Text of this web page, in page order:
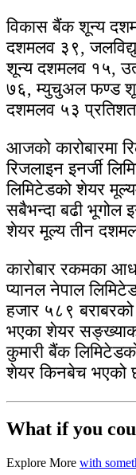
विकास बैंक शून्य
दशमलव ३९,
शून्य दशमलव १५,
७६, म्युचुअल फण्ड
दशमलव ५३
आजको कारोबारमा
रिजलाइन इनर्जी
लिमिटेडको शेयर
सबैभन्दा बढी भूगोल
शेयर मूल्य तीन
कारोबार रकमका
प्यानल नेपाल
हजार ५८९ बराबरको
भएका शेयर
कुमारी बैंक
शेयर किनबेच भएको
What if you
Explore More with